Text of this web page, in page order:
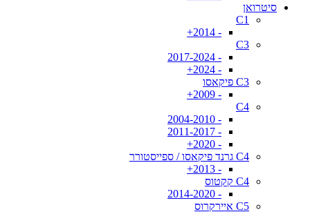
סיטרואן
C1
- 2014+
C3
- 2017-2024
- 2024+
C3 פיקאסו
- 2009+
C4
- 2004-2010
- 2011-2017
- 2020+
C4 גרנד פיקאסו / ספייסטורר
- 2013+
C4 קקטוס
- 2014-2020
C5 איירקרוס